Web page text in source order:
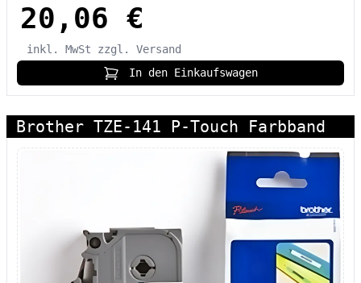
20,06 €
inkl. MwSt
zzgl. Versand
In den Einkaufswagen
Brother TZE-141 P-Touch Farbband